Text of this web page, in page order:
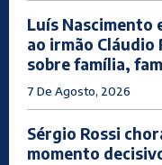
Luís Nascimento
ao irmão Cláudio
sobre família,
7 De Agosto, 2026
Sérgio Rossi
momento